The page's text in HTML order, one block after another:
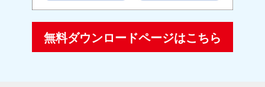
無料ダウンロードページはこちら